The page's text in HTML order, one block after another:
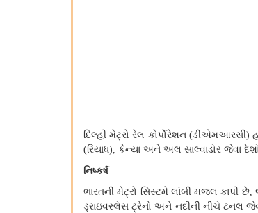
દિલ્હી મેટ્રો રેલ કોર્પોરેશન (ડીએમઆરસી)
(રિયાધ), કેન્યા અને અલ સાલ્વાડોર જેવા
નિષ્કર્ષ
ભારતની મેટ્રો સિસ્ટમે લાંબી મજલ કાપી છે,
ડ્રાઇવરલેસ ટ્રેનો અને નદીની નીચે ટનલ